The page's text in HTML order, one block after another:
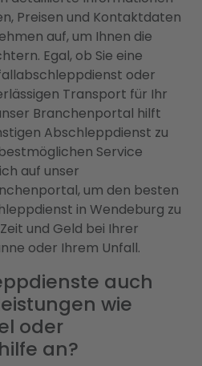
Preisen und Kontaktdaten
auf, um Ihnen die
Egal, ob Sie eine
oder
Transport für Ihr
Branchenportal hilft
Abschleppdienst zu
Service
auf unser
um den besten
in Wendeburg zu
und Geld bei Ihrer
oder Ihrem Unfall.
auch
wie
oder
an?